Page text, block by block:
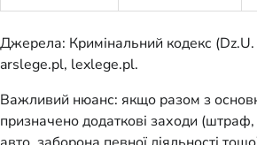
Джерела: Кримінальний кодекс
arslege.pl, lexlege.pl.
Важливий нюанс: якщо разом з
призначено додаткові заходи